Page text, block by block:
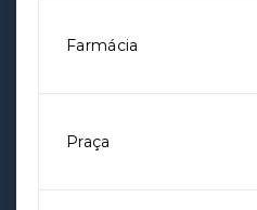
Farmácia
Praça